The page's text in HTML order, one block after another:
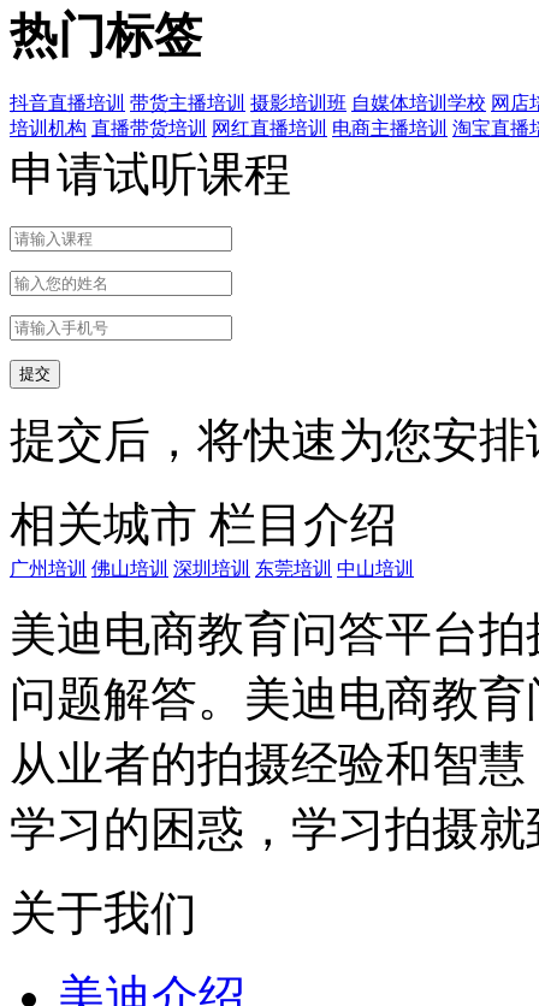
热门标签
抖音直播培训 带货主播培训 摄影培训班 自媒体培训学校 网店
培训机构 直播带货培训 网红直播培训 电商主播培训 淘宝直播
申请试听课程
提交后，将快速为您安
相关城市 栏目介绍
广州培训 佛山培训 深圳培训 东莞培训 中山培训
美迪电商教育问答平台
问题解答。美迪电商教
从业者的拍摄经验和智
学习的困惑，学习拍摄
关于我们